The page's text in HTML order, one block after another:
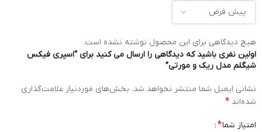
هیچ دیدگاهی برای این محصول نوشته نشده است.
اولین نفری باشید که دیدگاهی را ارسال می کنید برای “اسپری فیکس
شیگلم مدل ریک و مورتی”
نشانی ایمیل شما منتشر نخواهد شد. بخش‌های موردنیاز علامت‌گذاری
شده‌اند *
امتیاز شما*